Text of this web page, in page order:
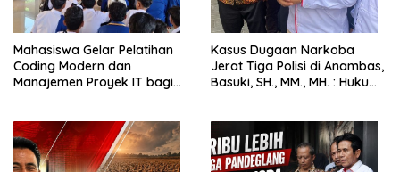
Mahasiswa Gelar Pelatihan
Coding Modern dan
Manajemen Proyek IT bagi
Kasus Dugaan Narkoba
Jerat Tiga Polisi di Anambas,
Basuki, SH., MM., MH. : Hukum